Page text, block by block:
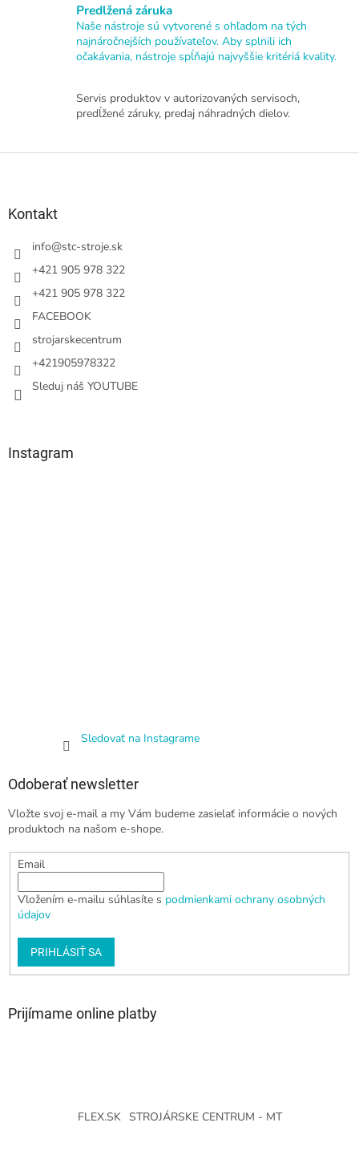
Predlžená záruka
Naše nástroje sú vytvorené s ohľadom na tých
najnáročnejších používateľov. Aby splnili ich
očakávania, nástroje spĺňajú najvyššie kritériá kvality.
Servis produktov v autorizovaných servisoch,
predĺžené záruky, predaj náhradných dielov.
Kontakt
info@stc-stroje.sk
+421 905 978 322
+421 905 978 322
FACEBOOK
strojarskecentrum
+421905978322
Sleduj náš YOUTUBE
Instagram
Sledovať na Instagrame
Odoberať newsletter
Vložte svoj e-mail a my Vám budeme zasielať informácie o nových
produktoch na našom e-shope.
Email
Vložením e-mailu súhlasíte s podmienkami ochrany osobných
údajov
PRIHLÁSIŤ SA
Prijímame online platby
FLEX.SK STROJÁRSKE CENTRUM - MT